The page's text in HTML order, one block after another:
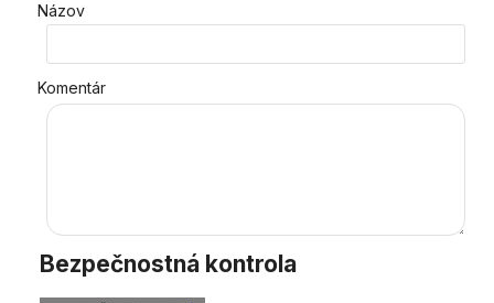
Názov
Komentár
Bezpečnostná kontrola